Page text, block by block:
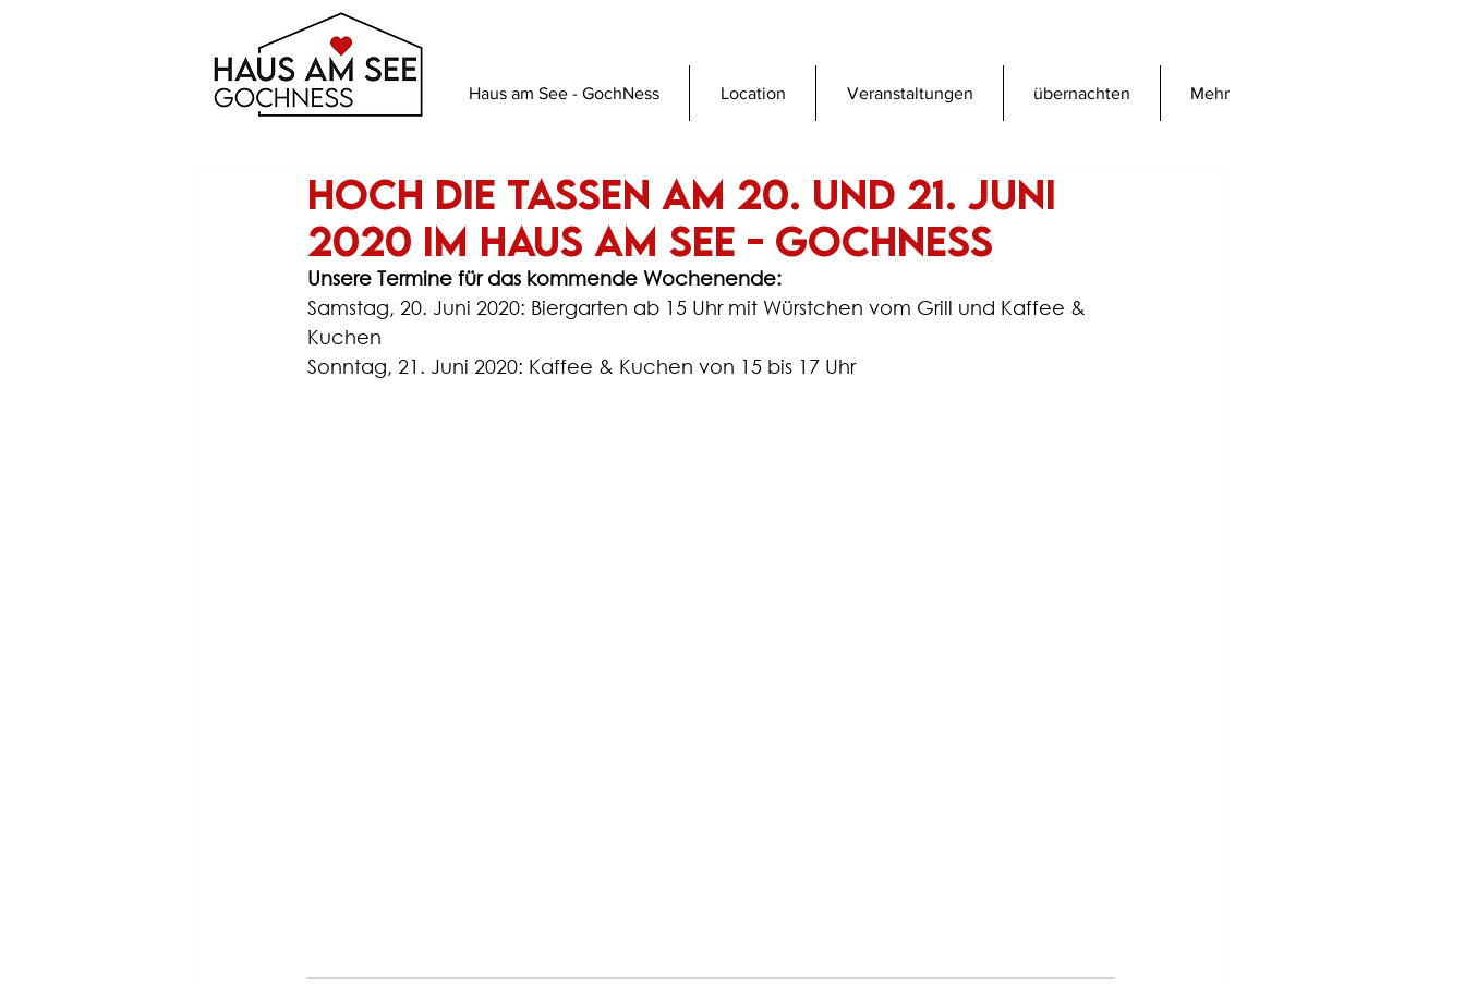
Haus am See - GochNess Location Veranstaltungen übernachten Mehr
Hoch die Tassen am 20. und 21. Juni
2020 im Haus am See - GochNess
Unsere Termine für das kommende Wochenende:
Samstag, 20. Juni 2020: Biergarten ab 15 Uhr mit Würstchen vom Grill und Kaffee &
Kuchen
Sonntag, 21. Juni 2020: Kaffee & Kuchen von 15 bis 17 Uhr